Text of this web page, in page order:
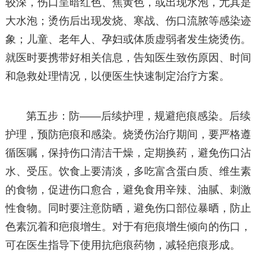
较深，伤口呈暗红色、焦黄色，或出现水泡，尤其是
大水泡；烫伤后出现发烧、寒战、伤口流脓等感染迹
象；儿童、老年人、孕妇或体质虚弱者发生烧烫伤。
就医时要携带好相关信息，告知医生致伤原因、时间
和急救处理情况，以便医生快速制定治疗方案。
第五步：防——后续护理，规避疤痕感染。后续
护理，预防疤痕和感染。烧烫伤治疗期间，要严格遵
循医嘱，保持伤口清洁干燥，定期换药，避免伤口沾
水、受压。饮食上要清淡，多吃富含蛋白质、维生素
的食物，促进伤口愈合，避免食用辛辣、油腻、刺激
性食物。同时要注意防晒，避免伤口部位暴晒，防止
色素沉着和疤痕增生。对于有疤痕增生倾向的伤口，
可在医生指导下使用抗疤痕药物，减轻疤痕形成。